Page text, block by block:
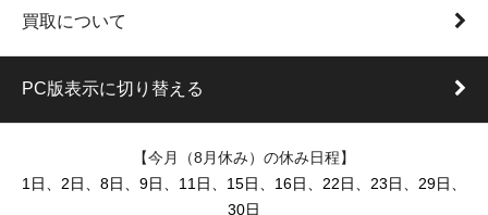
買取について
PC版表示に切り替える
【今月（8月休み）の休み日程】
1日、2日、8日、9日、11日、15日、16日、22日、23日、29日、
30日